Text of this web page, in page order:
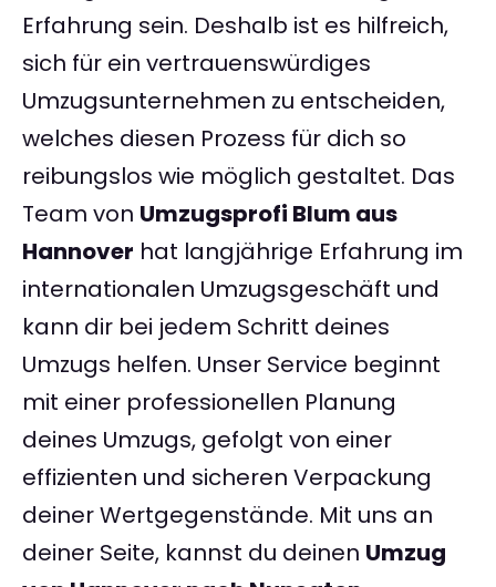
Erfahrung sein. Deshalb ist es hilfreich,
sich für ein vertrauenswürdiges
Umzugsunternehmen zu entscheiden,
welches diesen Prozess für dich so
reibungslos wie möglich gestaltet. Das
Team von Umzugsprofi Blum aus
Hannover hat langjährige Erfahrung im
internationalen Umzugsgeschäft und
kann dir bei jedem Schritt deines
Umzugs helfen. Unser Service beginnt
mit einer professionellen Planung
deines Umzugs, gefolgt von einer
effizienten und sicheren Verpackung
deiner Wertgegenstände. Mit uns an
deiner Seite, kannst du deinen Umzug